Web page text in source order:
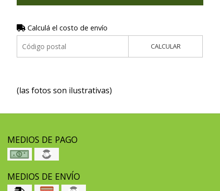
Calculá el costo de envío
CALCULAR
(las fotos son ilustrativas)
MEDIOS DE PAGO
MEDIOS DE ENVÍO